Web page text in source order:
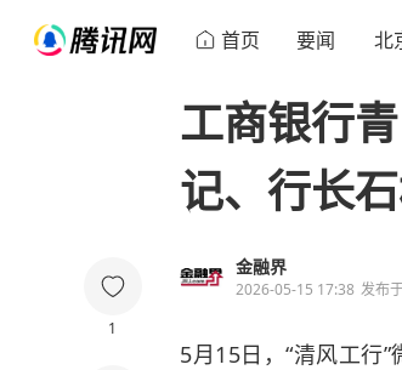
首页 要闻 北
1
工商银行
记、行长
金融界
2026-05-15 17:38 发布
5月15日，“清风工行